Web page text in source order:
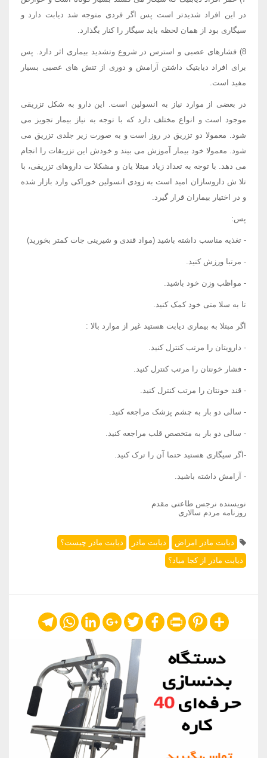
در این افراد شدیدتر است پس اگر فردی متوجه شد دیابت دارد و
سیگاری بود از همان لحظه باید سیگار را کنار بگذارد.
8) فشارهای عصبی و استرس در شروع وتشدید بیماری اثر دارد. پس
برای افراد دیابتیک داشتن آرامش و دوری از تنش های عصبی بسیار
مفید است.
در بعضی از موارد نیاز به انسولین است. این دارو به شکل تزریقی
موجود است و انواع مختلف دارد که با توجه به نیاز بیمار تجویز می
شود. معمولا دو تزریق در روز است و به صورت زیر جلدی تزریق می
شود. معمولا خود بیمار آموزش می بیند و خودش این تزریقات را انجام
می دهد. با توجه به تعداد زیاد مبتلا یان و مشکلا ت داروهای تزریقی، با
تلا ش داروسازان امید است به زودی انسولین خوراکی وارد بازار شده
و در اختیار بیماران قرار گیرد.
پس:
- تغذیه مناسب داشته باشید (مواد قندی و شیرینی جات کمتر بخورید)
- مرتبا ورزش کنید.
- مواظب وزن خود باشید.
تا به سلا متی خود کمک کنید.
اگر مبتلا به بیماری دیابت هستید غیر از موارد بالا :
- دارویتان را مرتب کنترل کنید.
- فشار خونتان را مرتب کنترل کنید.
- قند خونتان را مرتب کنترل کنید.
- سالی دو بار به چشم پزشک مراجعه کنید.
- سالی دو بار به متخصص قلب مراجعه کنید.
-اگر سیگاری هستید حتما آن را ترک کنید.
- آرامش داشته باشید.
نویسنده نرجس طاعتی مقدم
روزنامه مردم سالاری
دیابت مادر امراض دیابت مادر
دیابت مادر چیست؟
دیابت مادر از کجا میاد؟
Share
Pinterest
Print
Facebook
Twitter
Google+
LinkedIn
WhatsApp
Telegram